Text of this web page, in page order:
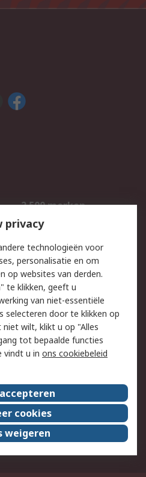
2.500 merken
Inkoopoplossingen
Email veiligheid
Websitevoorwaarden
Over ons
Werken bij RS
privacy
technologieën voor
personalisatie en om
op websites van derden.
te klikken, geeft u
van niet-essentiële
selecteren door te klikken op
niet wilt, klikt u op "Alles
tot bepaalde functies
vindt u in ons cookiebeleid
cookies
weigeren